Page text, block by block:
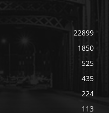
22899
1850
525
435
224
113